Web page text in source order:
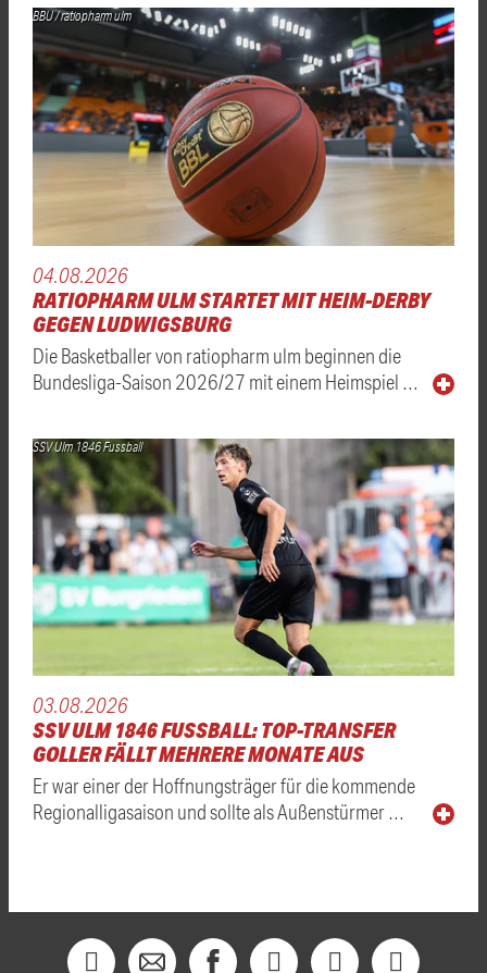
BBU / ratiopharm ulm
04.08.2026
RATIOPHARM ULM STARTET MIT HEIM-DERBY
GEGEN LUDWIGSBURG
Die Basketballer von ratiopharm ulm beginnen die
Bundesliga-Saison 2026/27 mit einem Heimspiel …
SSV Ulm 1846 Fussball
03.08.2026
SSV ULM 1846 FUSSBALL: TOP-TRANSFER
GOLLER FÄLLT MEHRERE MONATE AUS
Er war einer der Hoffnungsträger für die kommende
Regionalligasaison und sollte als Außenstürmer …